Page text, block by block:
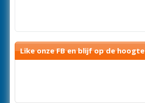
Like onze FB en blijf op de hoogte